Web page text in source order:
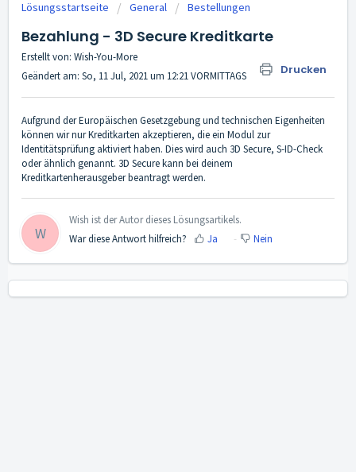
Lösungsstartseite General Bestellungen
Bezahlung - 3D Secure Kreditkarte
Drucken
Erstellt von: Wish-You-More
Geändert am: So, 11 Jul, 2021 um 12:21 VORMITTAGS
Aufgrund der Europäischen Gesetzgebung und technischen Eigenheiten
können wir nur Kreditkarten akzeptieren, die ein Modul zur
Identitätsprüfung aktiviert haben. Dies wird auch 3D Secure, S-ID-Check
oder ähnlich genannt. 3D Secure kann bei deinem
Kreditkartenherausgeber beantragt werden.
W
Wish ist der Autor dieses Lösungsartikels.
War diese Antwort hilfreich?
Ja Nein